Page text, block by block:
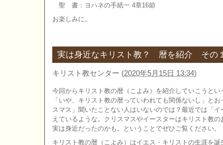
聖 書：ヨハネの手紙一 4章16節
お楽しみに。
実は身近なキリスト教？ 暦を紹介 その
キリスト教センター (2020年5月15日 13:34)
今回からキリスト教の暦（こよみ）を紹介していこうと
「いや、キリスト教の暦っていわれても関係ないし」と
スマス」聞いたことない人はいないのでは？最近では「
えているような。クリスマスやイースターはキリスト教
実は身近だったのかも。ということでぜひご覧ください。
キリスト教の暦（こよみ）はイエス・キリストの生涯を